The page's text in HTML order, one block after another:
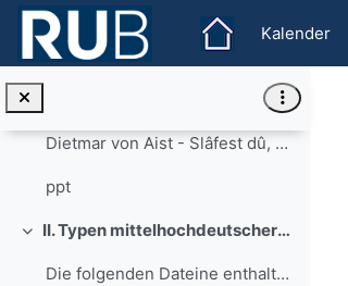
Zum Hauptinhalt
Kalender
Seminarplan aktualisiert
Einklappen
Einklappen
Dietmar von Aist - Slâfest dû, vriedel ziere?
ppt
Einklappen II. Typen mittelhochdeutscher Lyrik
Die folgenden Dateine enthalten z.T. sehr schlecht...